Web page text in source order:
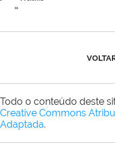
»
Todo o conteúdo deste
Creative Commons
Adaptada.